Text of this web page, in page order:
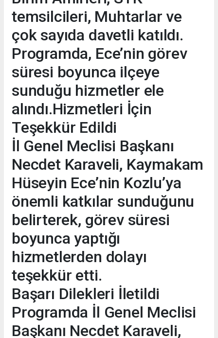
temsilcileri, Muhtarlar ve
çok sayıda davetli katıldı.
Programda, Ece’nin görev
süresi boyunca ilçeye
sunduğu hizmetler ele
alındı.Hizmetleri İçin
Teşekkür Edildi
İl Genel Meclisi Başkanı
Necdet Karaveli, Kaymakam
Hüseyin Ece’nin Kozlu’ya
önemli katkılar sunduğunu
belirterek, görev süresi
boyunca yaptığı
hizmetlerden dolayı
teşekkür etti.
Başarı Dilekleri İletildi
Programda İl Genel Meclisi
Başkanı Necdet Karaveli,